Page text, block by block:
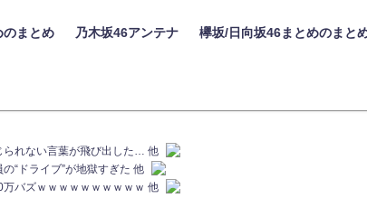
のまとめ 乃木坂46アンテナ 欅坂/日向坂46まとめのまと
られない言葉が飛び出した… 他
“ドライブ”が地獄すぎた 他
バズｗｗｗｗｗｗｗｗｗｗ 他